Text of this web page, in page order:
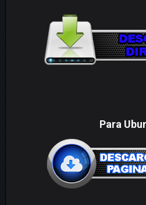
Para